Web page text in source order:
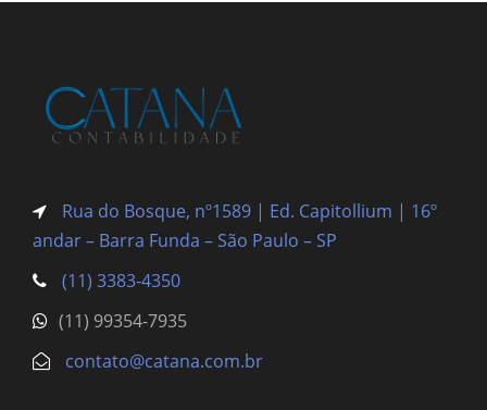
Rua do Bosque, nº1589 | Ed. Capitollium | 16º
andar – Barra Funda – São Paulo – SP
(11) 3383-4350
(11) 99354-7935
contato@catana.com.br